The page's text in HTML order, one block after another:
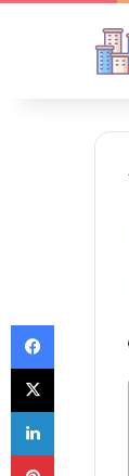
Facebook
X
LinkedIn
Pinterest